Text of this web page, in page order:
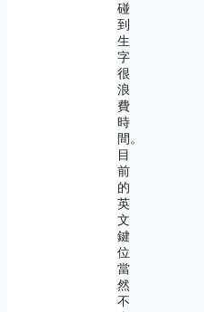
碰
到
生
字
很
浪
費
時
間。
目
前
的
英
文
鍵
位
當
然
不